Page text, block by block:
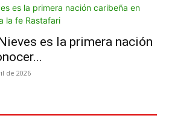
es la primera nación
de 2026